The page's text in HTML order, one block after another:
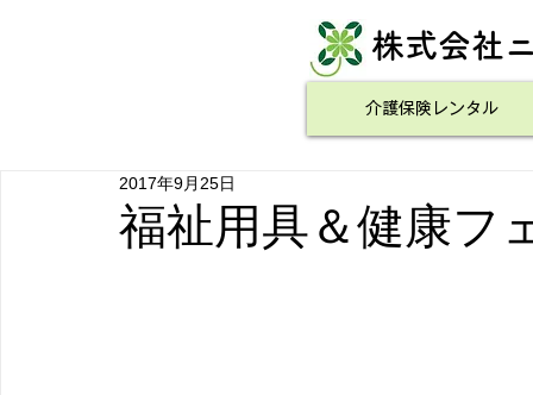
株式会社
介護保険レンタル
福祉用具＆健康フ
2017年9月25日